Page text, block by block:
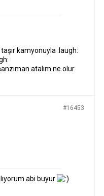
kamyonuyla :laugh:
atalım ne olur
#16453
abi buyur